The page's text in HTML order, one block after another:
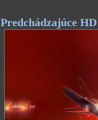
Predchádzajúce